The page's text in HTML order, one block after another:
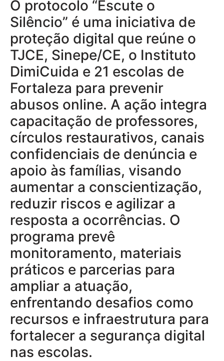
O protocolo “Escute o
Silêncio” é uma iniciativa de
proteção digital que reúne o
TJCE, Sinepe/CE, o Instituto
DimiCuida e 21 escolas de
Fortaleza para prevenir
abusos online. A ação integra
capacitação de professores,
círculos restaurativos, canais
confidenciais de denúncia e
apoio às famílias, visando
aumentar a conscientização,
reduzir riscos e agilizar a
resposta a ocorrências. O
programa prevê
monitoramento, materiais
práticos e parcerias para
ampliar a atuação,
enfrentando desafios como
recursos e infraestrutura para
fortalecer a segurança digital
nas escolas.